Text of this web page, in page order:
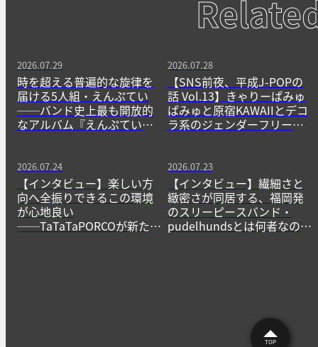
2026.07.29
時を超える普遍的な旋律を
届ける5人組・えんぷてい
──バンド史上最も開放的
なアルバム『えんぷてい』
2026.07.28
【SNS前夜、平成J-POPの
話 Vol.13】きゃりーぱみゅ
ぱみゅと原宿KAWAIIとデコ
ラ系のジェンダーフリーな
2026.07.24
【インタビュー】楽しい方
向へ全振りできるこの環境
が心地良い
──TaTaTaPORCOが新たに
2026.07.23
【インタビュー】繊細さと
緻密さが同居する、福岡発
のスリーピースバンド・
pudelhundsとは何者なの
TOP